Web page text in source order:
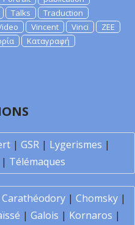
Talks
Traduction
Vincent Vinci
ZEE
Καταγραφή
| GSR| Lygerismes |
| Télémaques
Carathéodory| Chomsky|
| Galois | Kornaros |